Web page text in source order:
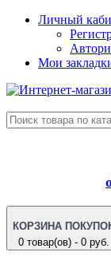
Личный
Мои
КОРЗИНА
0 товар(ов) - 0 руб.